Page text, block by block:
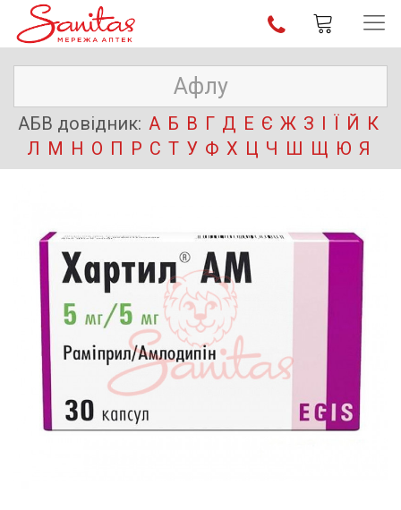
АБВ довідник: А Б В Г Д Е Є Ж З І Ї Й К
Л М Н О П Р С Т У Ф Х Ц Ч Ш Щ Ю Я